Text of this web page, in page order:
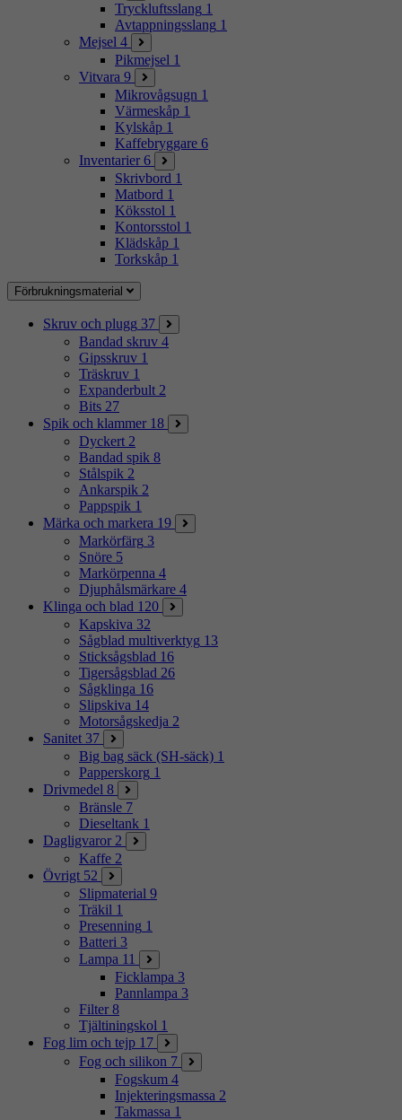
Tryckluftsslang 1
Avtappningsslang 1
Mejsel 4
Pikmejsel 1
Vitvara 9
Mikrovågsugn 1
Värmeskåp 1
Kylskåp 1
Kaffebryggare 6
Inventarier 6
Skrivbord 1
Matbord 1
Köksstol 1
Kontorsstol 1
Klädskåp 1
Torkskåp 1
Förbrukningsmaterial
Skruv och plugg 37
Bandad skruv 4
Gipsskruv 1
Träskruv 1
Expanderbult 2
Bits 27
Spik och klammer 18
Dyckert 2
Bandad spik 8
Stålspik 2
Ankarspik 2
Pappspik 1
Märka och markera 19
Markörfärg 3
Snöre 5
Markörpenna 4
Djuphålsmärkare 4
Klinga och blad 120
Kapskiva 32
Sågblad multiverktyg 13
Sticksågsblad 16
Tigersågsblad 26
Sågklinga 16
Slipskiva 14
Motorsågskedja 2
Sanitet 37
Big bag säck (SH-säck) 1
Papperskorg 1
Drivmedel 8
Bränsle 7
Dieseltank 1
Dagligvaror 2
Kaffe 2
Övrigt 52
Slipmaterial 9
Träkil 1
Presenning 1
Batteri 3
Lampa 11
Ficklampa 3
Pannlampa 3
Filter 8
Tjältiningskol 1
Fog lim och tejp 17
Fog och silikon 7
Fogskum 4
Injekteringsmassa 2
Takmassa 1